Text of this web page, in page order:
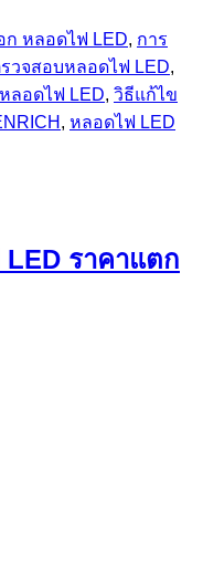
ก หลอดไฟ LED, การ
วจสอบหลอดไฟ LED,
ลอดไฟ LED, วิธีแก้ไข
, หลอดไฟ LED
ราคาแตก